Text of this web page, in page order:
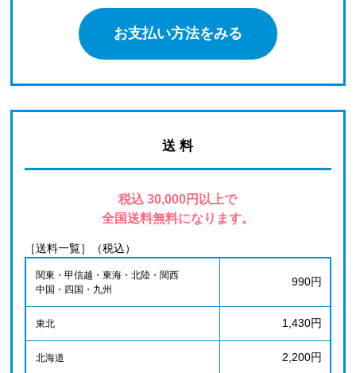
お支払い方法をみる
送 料
税込 30,000円以上で
全国送料無料になります。
［送料一覧］（税込）
関東・甲信越・東海・北陸・関西
中国・四国・九州
990円
東北 1,430円
北海道 2,200円